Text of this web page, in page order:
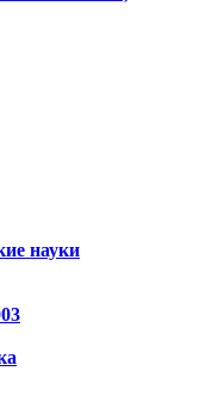
науки